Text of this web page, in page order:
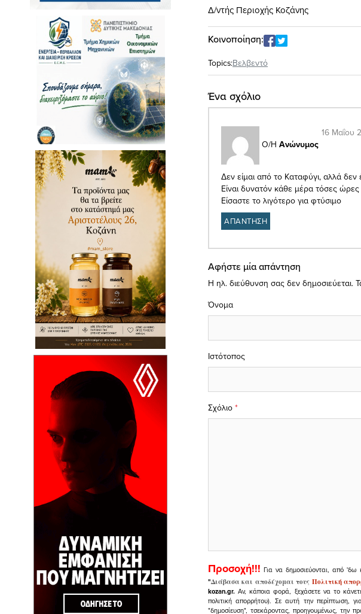
Δ/ντής Περιοχής Κοζάνης
Κοινοποίηση:
Topics:Βελβεντό
Ένα σχόλιο
Ο/Η Ανώνυμος
16 Μαΐου
Δεν είμαι από το Καταφύγι, αλλά
Είναι δυνατόν κάθε μέρα τόσες
Είσαστε το λιγότερο για φτύσιμο
ΑΠΑΝΤΗΣΗ
Αφήστε μία απάντηση
Η ηλ. διεύθυνση σας δεν δημοσιεύεται.
Σχόλιο *
Όνομα
Ιστότοπος
Προσοχή!!! Για να δημοσιεύονται, από 'δω
"Διάβασα και αποδέχομαι τουςΠολιτική
kozan.gr. Αν, κάποια φορά, ξεχάσετε να το
πολιτική απορρήτου). Σε αυτή την περίπτωση,
"δημοσίευση", τσεκάροντας, προηγουμένως, την